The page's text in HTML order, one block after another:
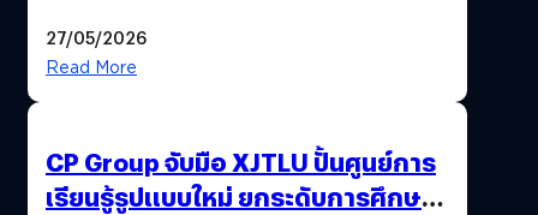
27/05/2026
Read More
CP Group จับมือ XJTLU ปั้นศูนย์การ
เรียนรู้รูปแบบใหม่ ยกระดับการศึกษา